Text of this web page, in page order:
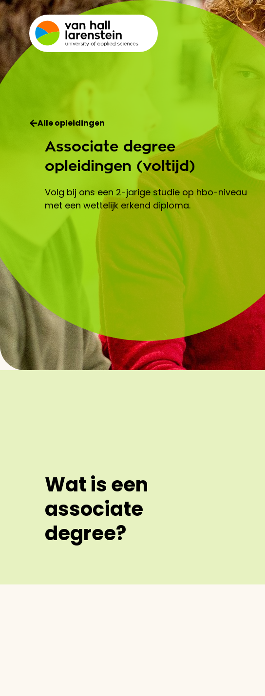
Alle opleidingen
Associate degree
opleidingen (voltijd)
Volg bij ons een 2-jarige studie op hbo-niveau
met een wettelijk erkend diploma.
Wat is een
associate
degree?